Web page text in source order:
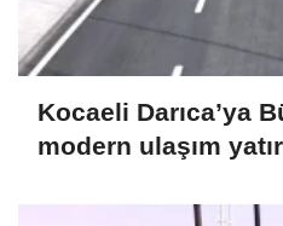
Kocaeli Darıca’ya
modern ulaşım